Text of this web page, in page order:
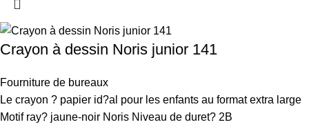
Crayon à dessin Noris junior 141
Fourniture de bureaux
Le crayon ? papier id?al pour les enfants au format extra large
Motif ray? jaune-noir Noris Niveau de duret? 2B